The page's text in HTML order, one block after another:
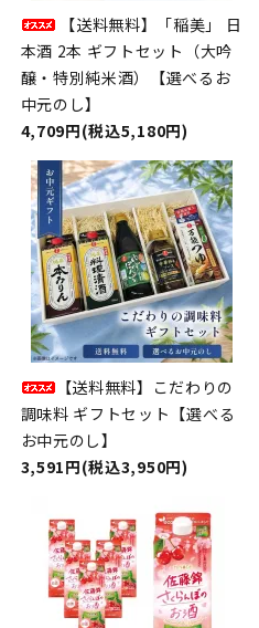
【送料無料】「稲美」 日
本酒 2本 ギフトセット（大吟
醸・特別純米酒）【選べるお
中元のし】
4,709円(税込5,180円)
【送料無料】こだわりの
調味料 ギフトセット【選べる
お中元のし】
3,591円(税込3,950円)